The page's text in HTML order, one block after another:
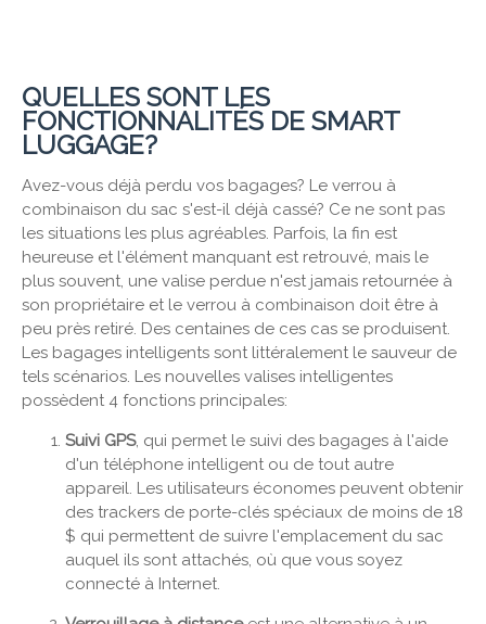
QUELLES SONT LES
FONCTIONNALITÉS DE SMART
LUGGAGE?
Avez-vous déjà perdu vos bagages? Le verrou à
combinaison du sac s'est-il déjà cassé? Ce ne sont pas
les situations les plus agréables. Parfois, la fin est
heureuse et l'élément manquant est retrouvé, mais le
plus souvent, une valise perdue n'est jamais retournée à
son propriétaire et le verrou à combinaison doit être à
peu près retiré. Des centaines de ces cas se produisent.
Les bagages intelligents sont littéralement le sauveur de
tels scénarios. Les nouvelles valises intelligentes
possèdent 4 fonctions principales:
Suivi GPS, qui permet le suivi des bagages à l'aide
d'un téléphone intelligent ou de tout autre
appareil. Les utilisateurs économes peuvent obtenir
des trackers de porte-clés spéciaux de moins de 18
$ qui permettent de suivre l'emplacement du sac
auquel ils sont attachés, où que vous soyez
connecté à Internet.